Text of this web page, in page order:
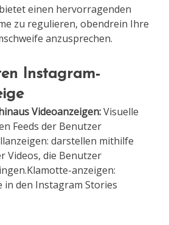
einen hervorragenden
zu regulieren, obendrein Ihre
anzusprechen.
Instagram-
Videoanzeigen:Visuelle
Feeds der Benutzer
darstellen mithilfe
Videos, die Benutzer
anzeigen:
in den Instagram Stories